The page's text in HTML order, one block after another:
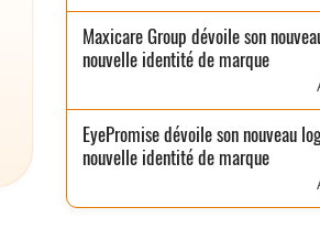
Maxicare Group dévoile son
nouvelle identité de marque
EyePromise dévoile son nouveau
nouvelle identité de marque